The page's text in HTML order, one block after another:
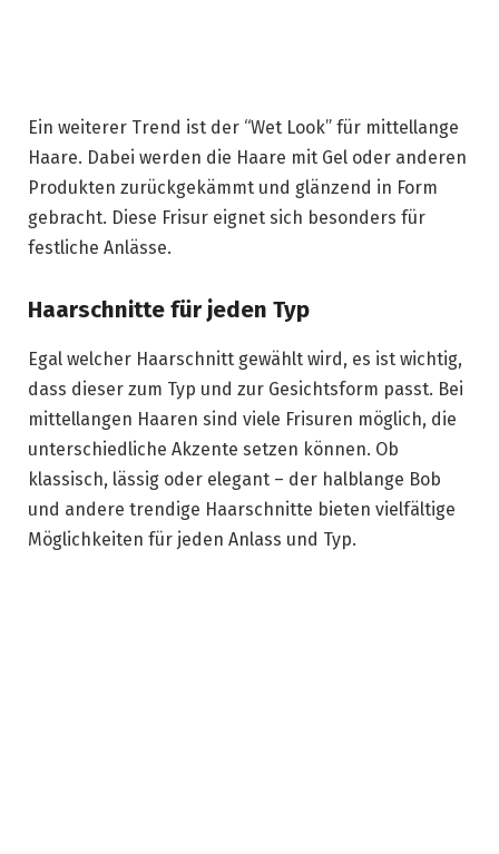
Ein weiterer Trend ist der “Wet Look” für mittellange
Haare. Dabei werden die Haare mit Gel oder anderen
Produkten zurückgekämmt und glänzend in Form
gebracht. Diese Frisur eignet sich besonders für
festliche Anlässe.
Haarschnitte für jeden Typ
Egal welcher Haarschnitt gewählt wird, es ist wichtig,
dass dieser zum Typ und zur Gesichtsform passt. Bei
mittellangen Haaren sind viele Frisuren möglich, die
unterschiedliche Akzente setzen können. Ob
klassisch, lässig oder elegant – der halblange Bob
und andere trendige Haarschnitte bieten vielfältige
Möglichkeiten für jeden Anlass und Typ.